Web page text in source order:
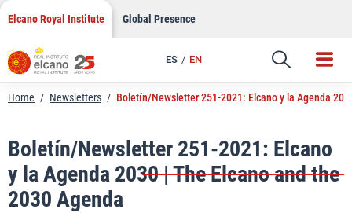
Skip
content
Elcano Royal Institute Global Presence
ES EN
Link
Home / Newsletters / Boletín/Newsletter 251-2021: Elcano y la Agenda
Boletín/Newsletter 251-2021: Elcano
y la Agenda 2030 | The Elcano and the
2030 Agenda